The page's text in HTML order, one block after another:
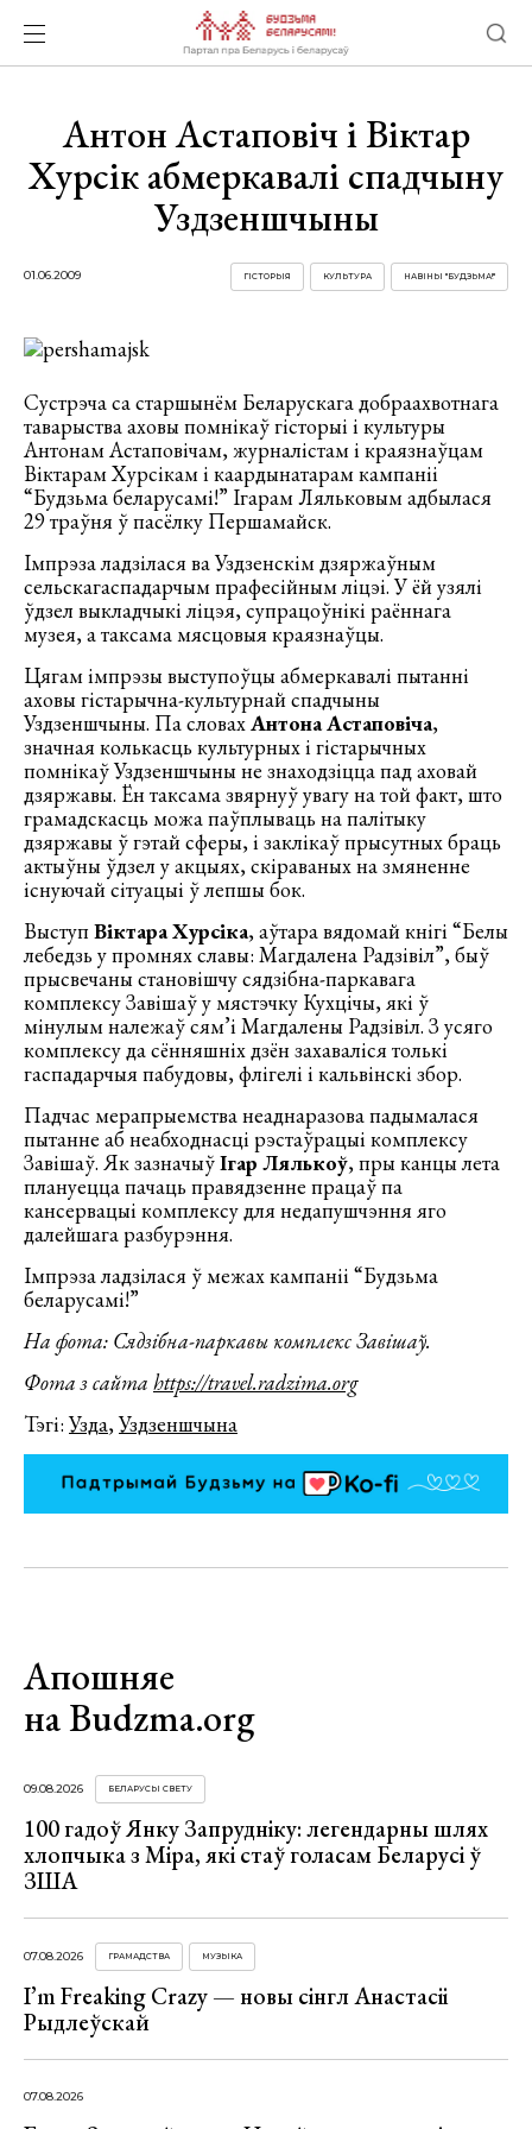
Антон Астаповіч і Віктар
Хурсік абмеркавалі спадчыну
Уздзеншчыны
01.06.2009 НАВІНЫ "БУДЗЬМА!"
КУЛЬТУРА
ГІСТОРЫЯ
Сустрэча са старшынём Беларускага добраахвотнага
таварыства аховы помнікаў гісторыі і культуры
Антонам Астаповічам, журналістам і краязнаўцам
Віктарам Хурсікам і каардынатарам кампаніі
“Будзьма беларусамі!” Ігарам Ляльковым адбылася
29 траўня ў пасёлку Першамайск.
Імпрэза ладзілася ва Уздзенскім дзяржаўным
сельскагаспадарчым прафесійным ліцэі. У ёй узялі
ўдзел выкладчыкі ліцэя, супрацоўнікі раённага
музея, а таксама мясцовыя краязнаўцы.
Цягам імпрэзы выступоўцы абмеркавалі пытанні
аховы гістарычна-культурнай спадчыны
Уздзеншчыны. Па словахАнтона Астаповіча,
значная колькасць культурных і гістарычных
помнікаў Уздзеншчыны не знаходзіцца пад аховай
дзяржавы. Ён таксама звярнуў увагу на той факт, што
грамадскасць можа паўплываць на палітыку
дзяржавы ў гэтай сферы, і заклікаў прысутных браць
актыўны ўдзел у акцыях, скіраваных на змяненне
існуючай сітуацыі ў лепшы бок.
ВыступВіктара Хурсіка, аўтара вядомай кнігі “Белы
лебедзь у промнях славы: Магдалена Радзівіл”, быў
прысвечаны становішчу сядзібна-паркавага
комплексу Завішаў у мястэчку Кухцічы, які ў
мінулым належаў сям’і Магдалены Радзівіл. З усяго
комплексу да сённяшніх дзён захаваліся толькі
гаспадарчыя пабудовы, флігелі і кальвінскі збор.
Падчас мерапрыемства неаднаразова падымалася
пытанне аб неабходнасці рэстаўрацыі комплексу
Завішаў. Як зазначыўІгар Лялькоў, пры канцы лета
плануецца пачаць правядзенне працаў па
кансервацыі комплексу для недапушчэння яго
далейшага разбурэння.
Імпрэза ладзілася ў межах кампаніі “Будзьма
беларусамі!”
На фота: Сядзібна-паркавы комплекс Завішаў.
Фота з сайта https://travel.radzima.org
Тэгі:Узда,Уздзеншчына
Апошняе
на Budzma.org
09.08.2026 БЕЛАРУСЫ СВЕТУ
100 гадоў Янку Запрудніку: легендарны шлях
хлопчыка з Міра, які стаў голасам Беларусі ў
ЗША
07.08.2026 ГРАМАДСТВА МУЗЫКА
I’m Freaking Crazy — новы сінгл Анастасіі
Рыдлеўскай
07.08.2026